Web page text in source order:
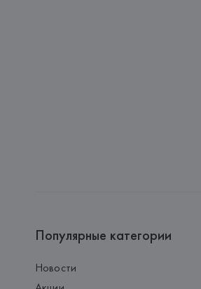
Популярные категории
Новости